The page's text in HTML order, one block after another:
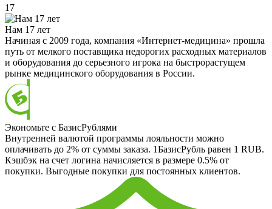
17
Нам 17 лет
Начиная с 2009 года, компания «Интернет-медицина» прошла
путь от мелкого поставщика недорогих расходных материалов
и оборудования до серьезного игрока на быстрорастущем
рынке медицинского оборудования в России.
Экономьте с БазисРублями
Внутренней валютой программы лояльности можно
оплачивать до 2% от суммы заказа. 1БазисРубль равен 1 RUB.
Кэшбэк на счет логина начисляется в размере 0.5% от
покупки. Выгодные покупки для постоянных клиентов.